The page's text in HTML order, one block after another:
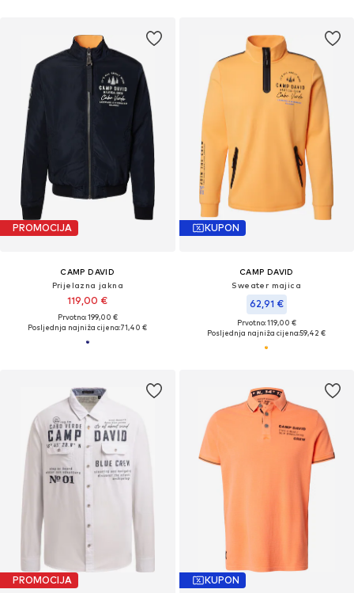
PROMOCIJA
CAMP DAVID
Prijelazna jakna
119,00 €
Prvotno: 199,00 €
Posljednja najniža cijena:71,40 €
KUPON
CAMP DAVID
Sweater majica
62,91 €
Prvotno: 119,00 €
Posljednja najniža cijena:59,42 €
PROMOCIJA KUPON